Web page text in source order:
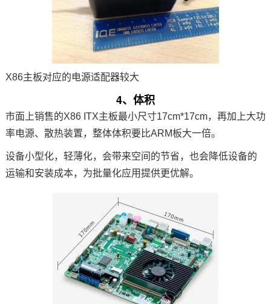
X86主板对应的电源适配器较大
4、体积
市面上销售的X86 ITX主板最小尺寸17cm*17cm，再加上大功
率电源、散热装置，整体体积要比ARM板大一倍。
设备小型化，轻薄化，会带来空间的节省，也会降低设备的
运输和安装成本，为批量化应用提供更优解。